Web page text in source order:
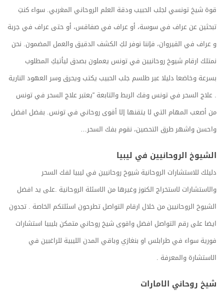
قوة شيخ تونسي لجلب الحبيب ودقة العلم الروحاني المغربي. سواء كنتِ
تبحثين عن عراف في سوسة، أو عراف في صفاقس، أو حتى عراف في جربة
و عراف في القيروان، فإننا نوفر لكِ الكشف الدقيق والعمل المضمون. نحن
نمتلك ارقام شيوخ روحانيين في تونس يعملون بصدق ليأتيكِ المطلوب
بسرعة وخاضعا دليلا عبر طلسم جلب الحبيب يكتب ويحرق وسر العهود النارية
. علاج السحر في تونس وفك الربط والتابعة “يعتبر علاج السحر في تونس
من أصعب المهام التي لا يتقنها إلا أقوى روحاني في تونس. بفضل افضل
واحسن واشهر طرق التحصين، نقوم بفك السحر…
الشيوخ الروحانيين في ليبيا
دليلك للاستشارات الروحانية شيوخ روحانيين في ليبيا لفك السحر
والاستشارات لاستخراج الكنوز وغيرها من الاسئلة الروحانية .على يد افضل
الشيوخ الروحانيين من خلال ارقام التواصل تطرحون اسئلتكم الخاصة . تجدون
ايضا على رقم التواصل افضل واقوى شيخ روحاني متمكن بليبيا استشارات
فورية سواء في طرابلس او بنغازي وباقي المدن الليبية للراغبين في
الاستشارة والمعرفة .
شيخ روحاني الامارات